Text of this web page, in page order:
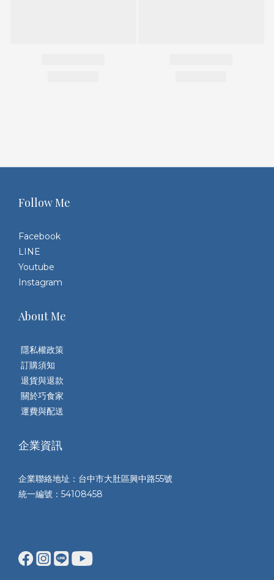
Follow Me
Facebook
LINE
Youtube
Instagram
About Me
隱私權政策
訂購須知
退貨與退款
關於巧食家
運費與配送
企業資訊
企業聯絡地址：台中市大肚區興中路55號
統一編號：54108458